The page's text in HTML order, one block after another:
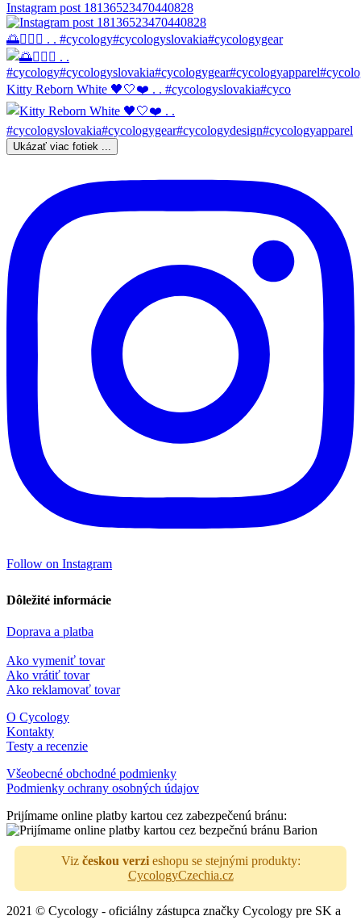
Instagram post 18136523470440828
🌅🚴🏼‍♀️ . . #cycology#cycologyslovakia#cycologygear
Kitty Reborn White 🖤🤍❤️ . . #cycologyslovakia#cyco
Ukázať viac fotiek ...
Follow on Instagram
Dôležité informácie
Doprava a platba
Ako vymeniť tovar
Ako vrátiť tovar
Ako reklamovať tovar
O Cycology
Kontakty
Testy a recenzie
Všeobecné obchodné podmienky
Podmienky ochrany osobných údajov
Prijímame online platby kartou cez zabezpečenú bránu:
Viz českou verzieshopu se stejnými produkty:
CycologyCzechia.cz
2021 © Cycology - oficiálny zástupca značky Cycology pre SK a